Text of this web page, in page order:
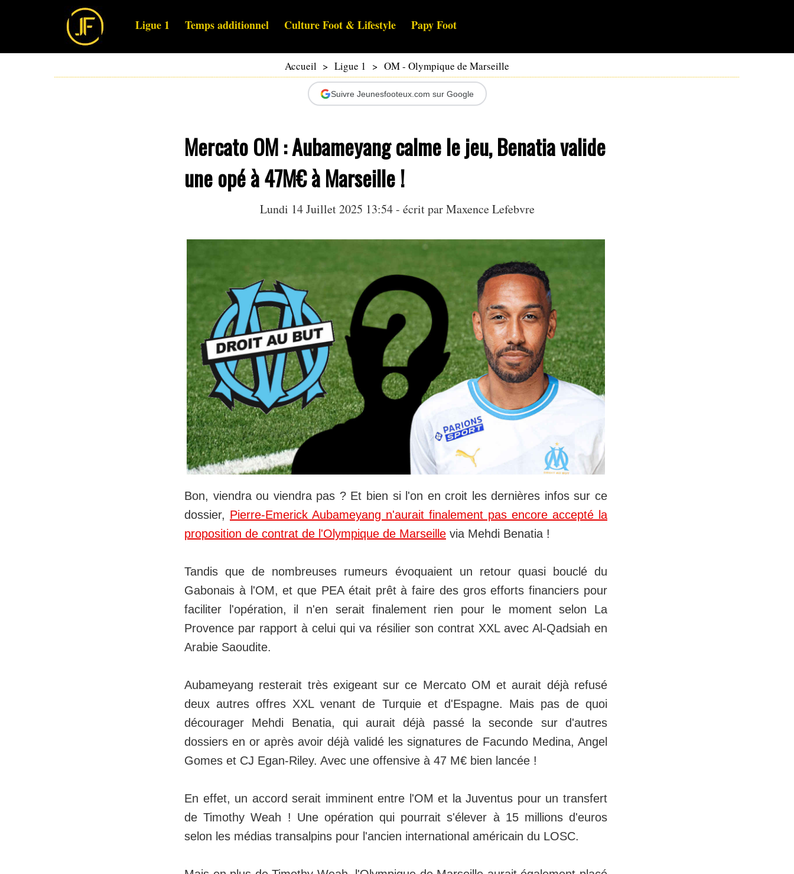
Ligue 1 Temps additionnel Culture Foot & Lifestyle Papy Foot
Accueil > Ligue 1 > OM - Olympique de Marseille
Suivre Jeunesfooteux.com sur Google
Mercato OM : Aubameyang calme le jeu, Benatia valide
une opé à 47M€ à Marseille !
Lundi 14 Juillet 2025 13:54 - écrit par Maxence Lefebvre
Bon, viendra ou viendra pas ? Et bien si l'on en croit les dernières infos sur ce
dossier, Pierre-Emerick Aubameyang n'aurait finalement pas encore accepté la
proposition de contrat de l'Olympique de Marseille via Mehdi Benatia !
Tandis que de nombreuses rumeurs évoquaient un retour quasi bouclé du
Gabonais à l'OM, et que PEA était prêt à faire des gros efforts financiers pour
faciliter l'opération, il n'en serait finalement rien pour le moment selon La
Provence par rapport à celui qui va résilier son contrat XXL avec Al-Qadsiah en
Arabie Saoudite.
Aubameyang resterait très exigeant sur ce Mercato OM et aurait déjà refusé
deux autres offres XXL venant de Turquie et d'Espagne. Mais pas de quoi
décourager Mehdi Benatia, qui aurait déjà passé la seconde sur d'autres
dossiers en or après avoir déjà validé les signatures de Facundo Medina, Angel
Gomes et CJ Egan-Riley. Avec une offensive à 47 M€ bien lancée !
En effet, un accord serait imminent entre l'OM et la Juventus pour un transfert
de Timothy Weah ! Une opération qui pourrait s'élever à 15 millions d'euros
selon les médias transalpins pour l'ancien international américain du LOSC.